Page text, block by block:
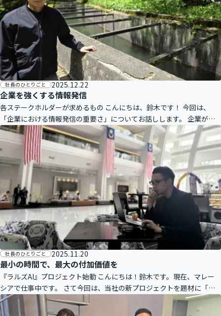
企業を強くする情報発信
各ステークホルダーが求めるもの こんにちは、鈴木です！ 今回は、
「企業における情報発信の重要さ」についてお話しします。 企業が情
報発信する相手は、主なステークホルダー、つまり「お客様、社員、銀
行、株主
社長のひとりごと 2025.12.22
最小の時間で、最大の付加価値を
『ラルズAI』プロジェクト始動 こんにちは！鈴木です。現在、マレー
シアで仕事中です。 さて今回は、当社の新プロジェクトを題材に「最
小の時間で、最大の付加価値を」というテーマでお伝えします。 現
在、当社
社長のひとりごと 2025.11.20